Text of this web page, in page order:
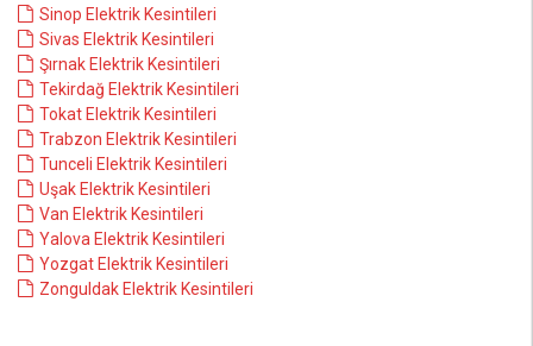
Sinop Elektrik Kesintileri
Sivas Elektrik Kesintileri
Şırnak Elektrik Kesintileri
Tekirdağ Elektrik Kesintileri
Tokat Elektrik Kesintileri
Trabzon Elektrik Kesintileri
Tunceli Elektrik Kesintileri
Uşak Elektrik Kesintileri
Van Elektrik Kesintileri
Yalova Elektrik Kesintileri
Yozgat Elektrik Kesintileri
Zonguldak Elektrik Kesintileri